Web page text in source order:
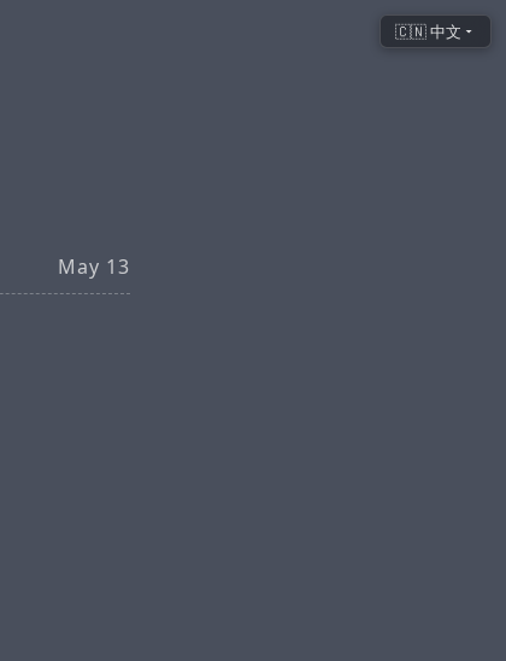
🇨🇳 中文
May 13